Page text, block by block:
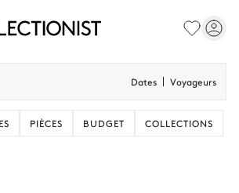
Dates Voyageurs
PIÈCES BUDGET COLLECTIONS